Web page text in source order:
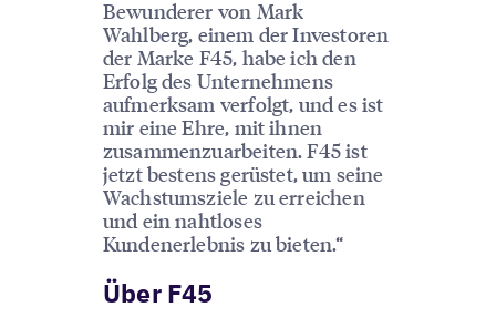
Bewunderer von Mark
Wahlberg, einem der Investoren
der Marke F45, habe ich den
Erfolg des Unternehmens
aufmerksam verfolgt, und es ist
mir eine Ehre, mit ihnen
zusammenzuarbeiten. F45 ist
jetzt bestens gerüstet, um seine
Wachstumsziele zu erreichen
und ein nahtloses
Kundenerlebnis zu bieten.“
Über F45